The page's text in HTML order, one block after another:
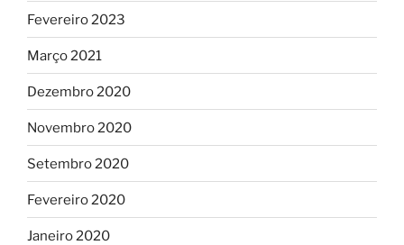
Fevereiro 2023
Março 2021
Dezembro 2020
Novembro 2020
Setembro 2020
Fevereiro 2020
Janeiro 2020